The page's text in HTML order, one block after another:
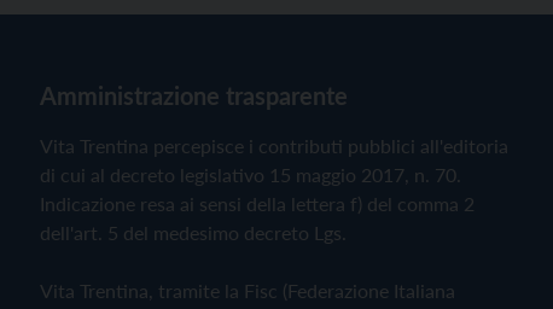
Amministrazione trasparente
Vita Trentina percepisce i contributi pubblici all'editoria
di cui al decreto legislativo 15 maggio 2017, n. 70.
Indicazione resa ai sensi della lettera f) del comma 2
dell'art. 5 del medesimo decreto Lgs.
Vita Trentina, tramite la Fisc (Federazione Italiana